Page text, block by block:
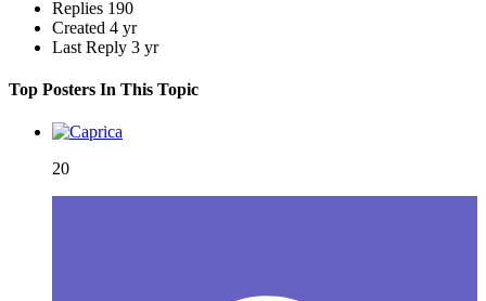
Replies 190
Created 4 yr
Last Reply 3 yr
Top Posters In This Topic
20